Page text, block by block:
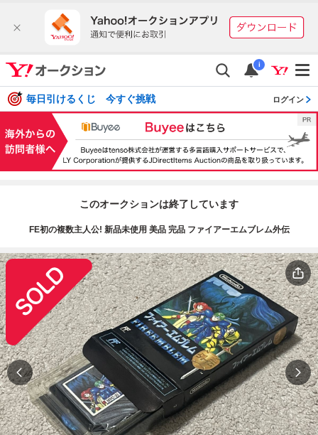
i
毎日引けるくじ 今すぐ挑戦 ログイン
このオークションは終了しています
FE初の複数主人公! 新品未使用 美品 完品 ファイアーエムブレム外伝